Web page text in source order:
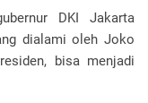
DKI Jakarta
dialami oleh Joko
bisa menjadi